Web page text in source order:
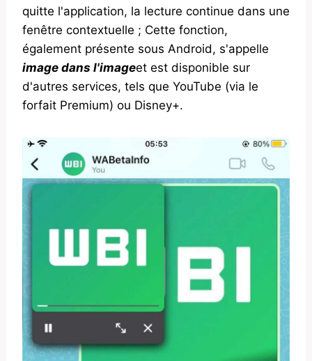
quitte l'application, la lecture continue dans une
fenêtre contextuelle ; Cette fonction,
également présente sous Android, s'appelle
image dans l'imageet est disponible sur
d'autres services, tels que YouTube (via le
forfait Premium) ou Disney+.